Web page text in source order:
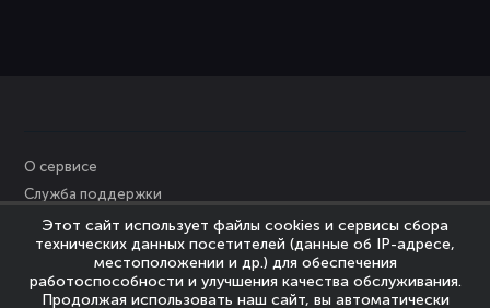
О сервисе
Служба поддержки
Персональные данные
Политика Cookies
Пользовательское соглашение
Политика конфиденциальности
Этот сайт использует файлы cookies и сервисы сбора
технических данных посетителей (данные об IP-адресе,
местоположении и др.) для обеспечения
работоспособности и улучшения качества обслуживания.
Продолжая использовать наш сайт, вы автоматически